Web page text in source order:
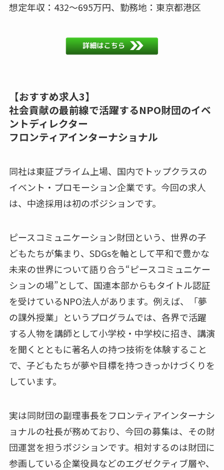
想定年収：432～695万円、勤務地：東京都港区
【おすすめ求人3】
社会貢献の最前線で活躍するNPO財団のイベ
ントディレクター
フロンティアインターナショナル
同社は東証プライム上場、国内でトップクラスの
イベント・プロモーション企業です。今回の求人
は、中途採用は初のポジションです。
ピースコミュニケーション財団という、世界の子
どもたちが集まり、SDGsを軸として平和で豊かな
未来の世界について語り合う“ピースコミュニケー
ションの場”として、国連本部からもタイトル認証
を受けているNPO法人があります。例えば、「夢
の課外授業」というプログラムでは、各界で活躍
する人物を講師として小学校・中学校に招き、講演
を聞くとともに著名人の持つ技術を体験すること
で、子どもたちが夢や目標を持つきっかけづくりを
しています。
実は同財団の副理事長をフロンティアインターナシ
ョナルの社長が務めており、今回の募集は、その財
団運営を担うポジションです。相対するのは財団に
参画している企業役員などのエグゼクティブ層や、